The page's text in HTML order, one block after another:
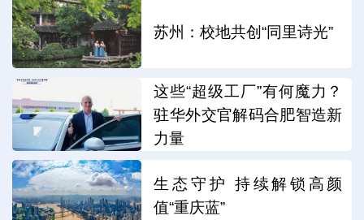
苏州：校地共创“同里诗光”
这些“超级工厂”有何魔力？
驻华外交官解码合肥智造新
力量
生态守护 持续解锁高颜
值“重庆蓝”